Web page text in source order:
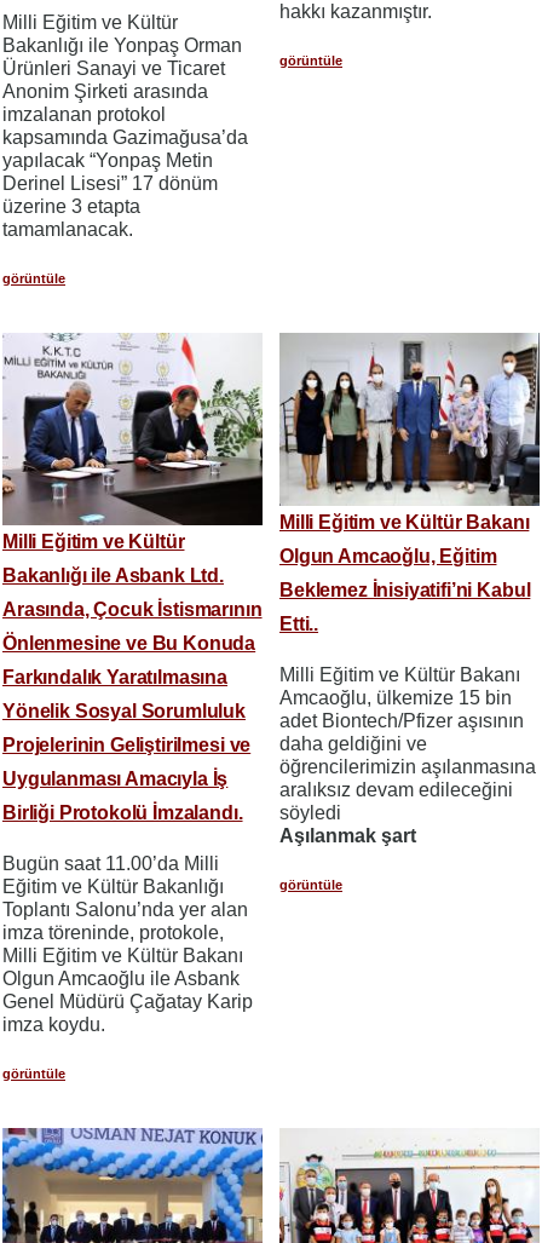
Milli Eğitim ve Kültür
Bakanlığı ile Yonpaş Orman
Ürünleri Sanayi ve Ticaret
Anonim Şirketi arasında
imzalanan protokol
kapsamında Gazimağusa’da
yapılacak “Yonpaş Metin
Derinel Lisesi” 17 dönüm
üzerine 3 etapta
tamamlanacak.
görüntüle
hakkı kazanmıştır.
görüntüle
Milli Eğitim ve Kültür
Bakanlığı ile Asbank Ltd.
Arasında, Çocuk İstismarının
Önlenmesine ve Bu Konuda
Farkındalık Yaratılmasına
Yönelik Sosyal Sorumluluk
Projelerinin Geliştirilmesi ve
Uygulanması Amacıyla İş
Birliği Protokolü İmzalandı.
Bugün saat 11.00’da Milli
Eğitim ve Kültür Bakanlığı
Toplantı Salonu’nda yer alan
imza töreninde, protokole,
Milli Eğitim ve Kültür Bakanı
Olgun Amcaoğlu ile Asbank
Genel Müdürü Çağatay Karip
imza koydu.
görüntüle
Milli Eğitim ve Kültür Bakanı
Olgun Amcaoğlu, Eğitim
Beklemez İnisiyatifi’ni Kabul
Etti..
Milli Eğitim ve Kültür Bakanı
Amcaoğlu, ülkemize 15 bin
adet Biontech/Pfizer aşısının
daha geldiğini ve
öğrencilerimizin aşılanmasına
aralıksız devam edileceğini
söyledi
Aşılanmak şart
görüntüle